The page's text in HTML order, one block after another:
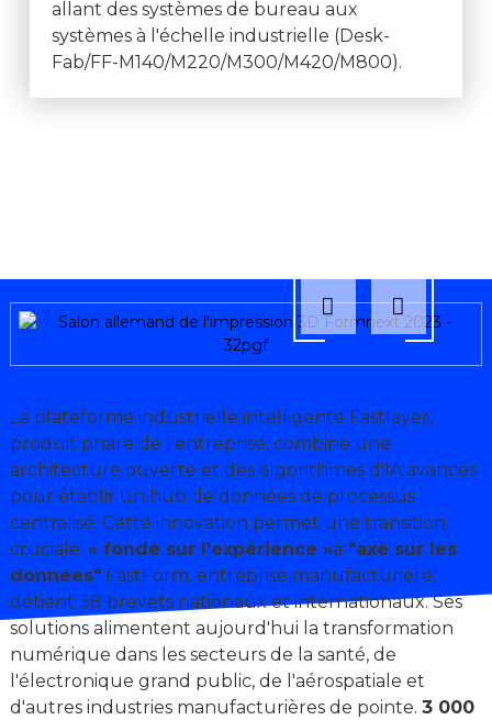
allant des systèmes de bureau aux
systèmes à l'échelle industrielle (Desk-
Fab/FF-M140/M220/M300/M420/M800).
La plateforme industrielle intelligente Fastlayer,
produit phare de l'entreprise, combine une
architecture ouverte et des algorithmes d'IA avancés
pour établir un hub de données de processus
centralisé. Cette innovation permet une transition
cruciale. « fondé sur l'expérience »à "axé sur les
données"FastForm, entreprise manufacturière,
détient 38 brevets nationaux et internationaux. Ses
solutions alimentent aujourd'hui la transformation
numérique dans les secteurs de la santé, de
l'électronique grand public, de l'aérospatiale et
d'autres industries manufacturières de pointe. 3 000